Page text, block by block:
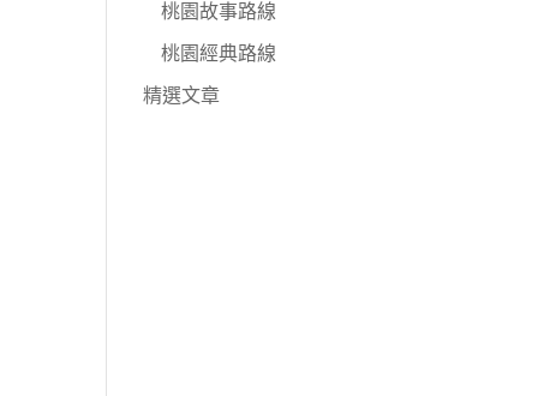
桃園故事路線
桃園經典路線
精選文章